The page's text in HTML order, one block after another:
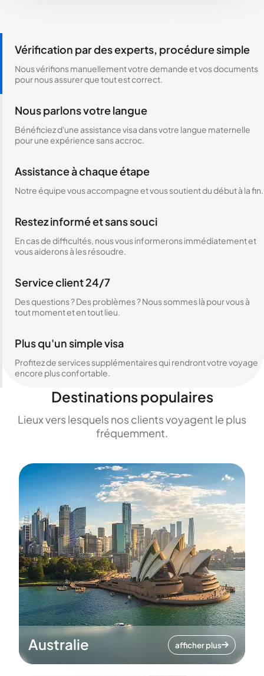
Vérification par des experts, procédure simple
Nous vérifions manuellement votre demande et vos documents
pour nous assurer que tout est correct.
Nous parlons votre langue
Bénéficiez d'une assistance visa dans votre langue maternelle
pour une expérience sans accroc.
Assistance à chaque étape
Notre équipe vous accompagne et vous soutient du début à la fin.
Restez informé et sans souci
En cas de difficultés, nous vous informerons immédiatement et
vous aiderons à les résoudre.
Service client 24/7
Des questions ? Des problèmes ? Nous sommes là pour vous à
tout moment et en tout lieu.
Plus qu'un simple visa
Profitez de services supplémentaires qui rendront votre voyage
encore plus confortable.
Destinations populaires
Lieux vers lesquels nos clients voyagent le plus
fréquemment.
Australie afficher plus